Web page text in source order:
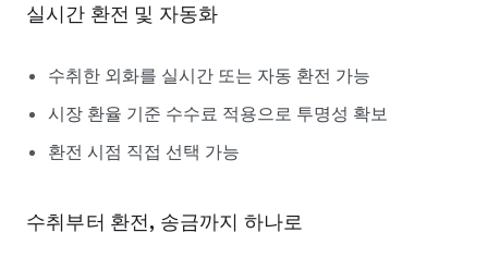
실시간 환전 및 자동화
수취한 외화를 실시간 또는 자동 환전 가능
시장 환율 기준 수수료 적용으로 투명성 확보
환전 시점 직접 선택 가능
수취부터 환전, 송금까지 하나로